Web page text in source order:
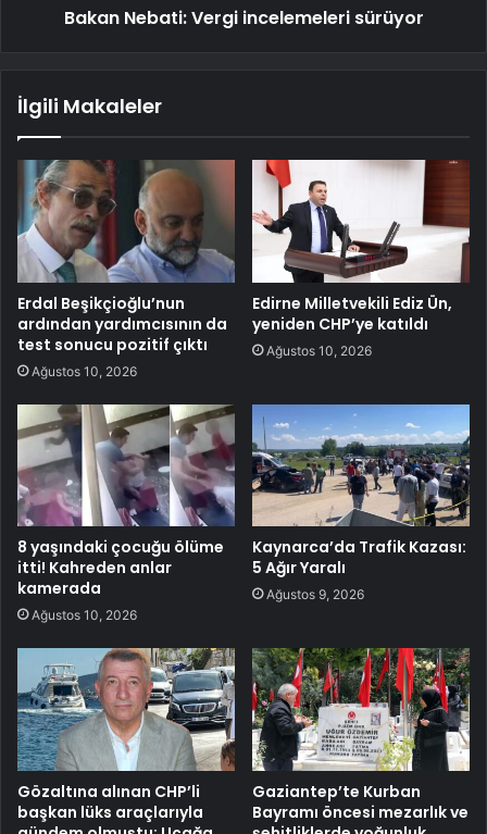
Bakan Nebati: Vergi incelemeleri sürüyor
İlgili Makaleler
Erdal Beşikçioğlu’nun
ardından yardımcısının da
test sonucu pozitif çıktı
Ağustos 10, 2026
Edirne Milletvekili Ediz Ün,
yeniden CHP’ye katıldı
Ağustos 10, 2026
8 yaşındaki çocuğu ölüme
itti! Kahreden anlar
kamerada
Ağustos 10, 2026
Kaynarca’da Trafik Kazası:
5 Ağır Yaralı
Ağustos 9, 2026
Gözaltına alınan CHP’li
başkan lüks araçlarıyla
Gaziantep’te Kurban
Bayramı öncesi mezarlık ve